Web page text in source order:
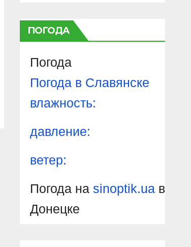
ПОГОДА
Погода
Погода в Славянске
влажность:
давление:
ветер:
Погода на sinoptik.uaв
Донецке